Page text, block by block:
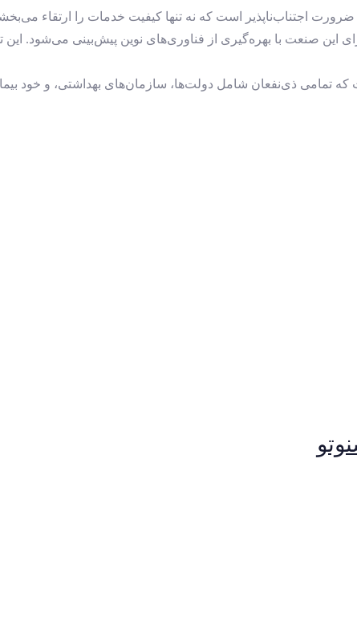
اجتناب‌ناپذیر است که نه تنها کیفیت خدمات را ارتقاء
این صنعت با بهره‌گیری از فناوری‌های نوین پیش‌بینی می‌شود. این
تمامی ذی‌نفعان شامل دولت‌ها، سازمان‌های بهداشتی، و خود